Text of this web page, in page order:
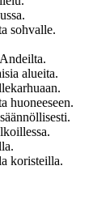
sohvalle.
alueita.
huoneeseen.
koristeilla.